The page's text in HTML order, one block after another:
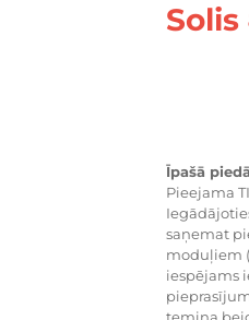
Solis
Īpašā
Pieejama
saņemat
moduļiem
iespējams